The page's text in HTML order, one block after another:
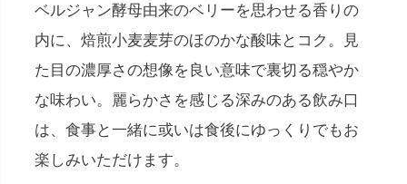
ベルジャン酵母由来のベリーを思わせる香りの
内に、焙煎小麦麦芽のほのかな酸味とコク。見
た目の濃厚さの想像を良い意味で裏切る穏やか
な味わい。麗らかさを感じる深みのある飲み口
は、食事と一緒に或いは食後にゆっくりでもお
楽しみいただけます。